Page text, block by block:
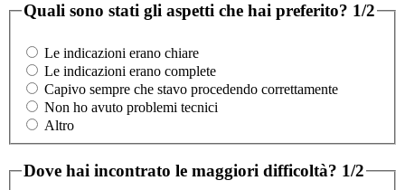
Quali sono stati gli aspetti che hai preferito? 1/2
Le indicazioni erano chiare
Le indicazioni erano complete
Capivo sempre che stavo procedendo correttamente
Non ho avuto problemi tecnici
Altro
Dove hai incontrato le maggiori difficoltà? 1/2